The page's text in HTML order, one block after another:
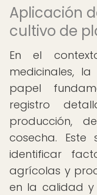
Aplicación
cultivo de
En el
medicinales,
papel
registro
producción,
cosecha. Este
identificar
agrícolas y
en la calidad y